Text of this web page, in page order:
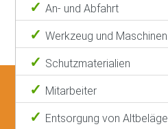
An- und Abfahrt
Werkzeug und Maschinen
Schutzmaterialien
Mitarbeiter
Entsorgung von